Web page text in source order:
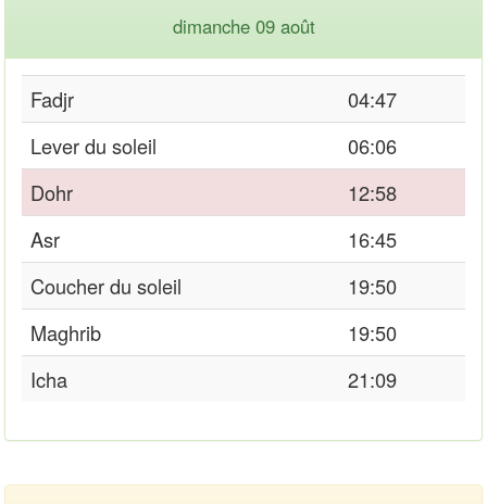
dimanche 09 août
Fadjr
04:47
Lever du soleil
06:06
Dohr
12:58
Asr
16:45
Coucher du soleil
19:50
Maghrib
19:50
Icha
21:09